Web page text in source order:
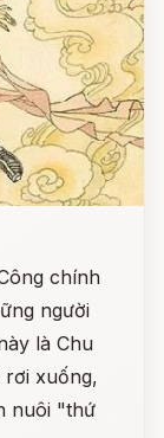
chính
người
là Chu
rơi xuống,
nuôi "thứ